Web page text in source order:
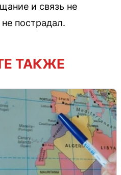
и связь не
пострадал.
ТАКЖЕ